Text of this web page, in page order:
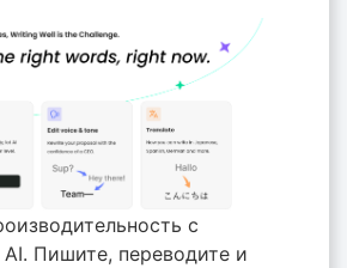
с
Пишите, переводите и